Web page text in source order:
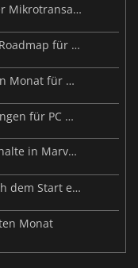
Marvel's Avengers ärgert Spieler über Mikrotransaktionen
Marvel's Avengers aktualisiert seine Roadmap für Juli
Marvel's Avengers erscheint nächsten Monat für Next-Gen-Konsolen
Marvel's Avengers: Systemanforderungen für PC wurden enthüllt
PlayStation-Spieler erhalten mehr Inhalte in Marvel's Avengers
Marvel's Avengers wird Hawkeye nach dem Start empfangen
Monat